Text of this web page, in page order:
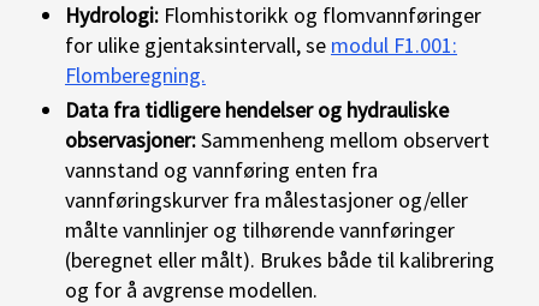
Hydrologi: Flomhistorikk og flomvannføringer
for ulike gjentaksintervall, se modul F1.001:
Flomberegning.
Data fra tidligere hendelser og hydrauliske
observasjoner:Sammenheng mellom observert
vannstand og vannføring enten fra
vannføringskurver fra målestasjoner og/eller
målte vannlinjer og tilhørende vannføringer
(beregnet eller målt). Brukes både til kalibrering
og for å avgrense modellen.